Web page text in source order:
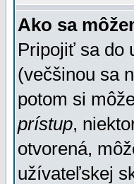
Ako sa
Pripojiť sa do
(večšinou sa
potom si
prístup,
otvorená,
užívateľskej